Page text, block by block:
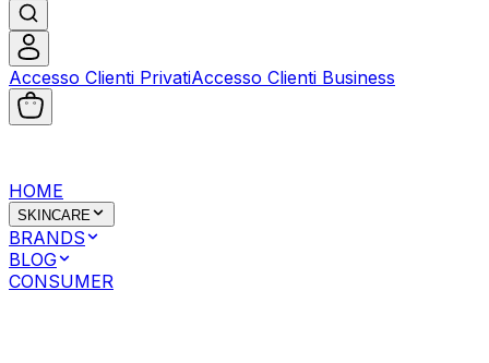
Accesso Clienti PrivatiAccesso Clienti Business
HOME
SKINCARE
BRANDS
BLOG
CONSUMER